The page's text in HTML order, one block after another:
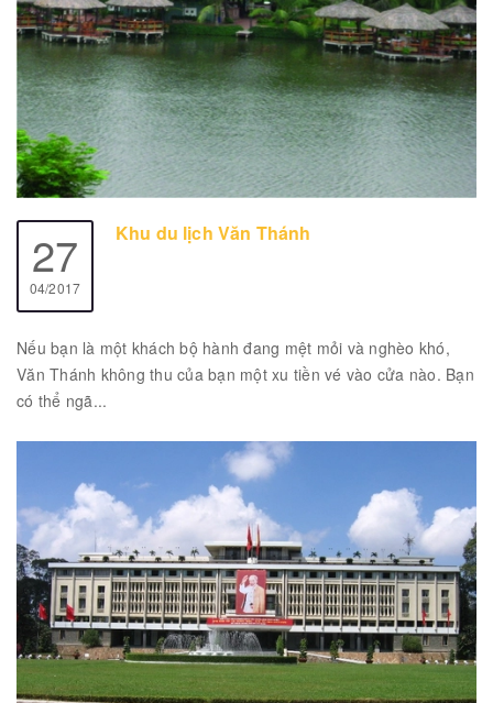
27
04/2017
Khu du lịch Văn Thánh
Nếu bạn là một khách bộ hành đang mệt mỏi và nghèo khó,
Văn Thánh không thu của bạn một xu tiền vé vào cửa nào. Bạn
có thể ngã...